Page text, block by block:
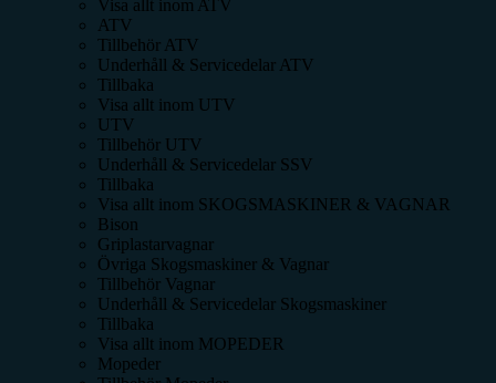
Visa allt inom ATV
ATV
Tillbehör ATV
Underhåll & Servicedelar ATV
Tillbaka
Visa allt inom UTV
UTV
Tillbehör UTV
Underhåll & Servicedelar SSV
Tillbaka
Visa allt inom SKOGSMASKINER & VAGNAR
Bison
Griplastarvagnar
Övriga Skogsmaskiner & Vagnar
Tillbehör Vagnar
Underhåll & Servicedelar Skogsmaskiner
Tillbaka
Visa allt inom MOPEDER
Mopeder